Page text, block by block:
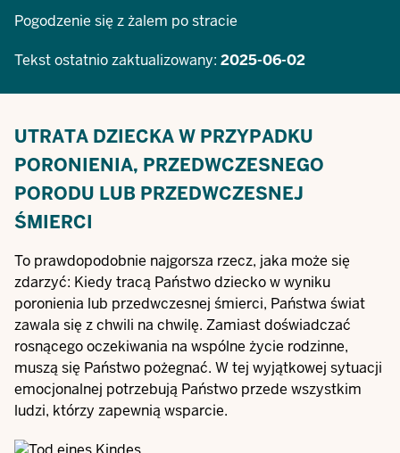
Pogodzenie się z żalem po stracie
Tekst ostatnio zaktualizowany: 2025-06-02
UTRATA DZIECKA W PRZYPADKU
PORONIENIA, PRZEDWCZESNEGO
PORODU LUB PRZEDWCZESNEJ
ŚMIERCI
To prawdopodobnie najgorsza rzecz, jaka może się
zdarzyć: Kiedy tracą Państwo dziecko w wyniku
poronienia lub przedwczesnej śmierci, Państwa świat
zawala się z chwili na chwilę. Zamiast doświadczać
rosnącego oczekiwania na wspólne życie rodzinne,
muszą się Państwo pożegnać. W tej wyjątkowej sytuacji
emocjonalnej potrzebują Państwo przede wszystkim
ludzi, którzy zapewnią wsparcie.